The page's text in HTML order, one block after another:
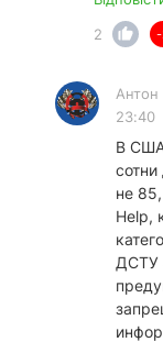
2
Антон
23:40
В США
не
Help,
ДСТУ